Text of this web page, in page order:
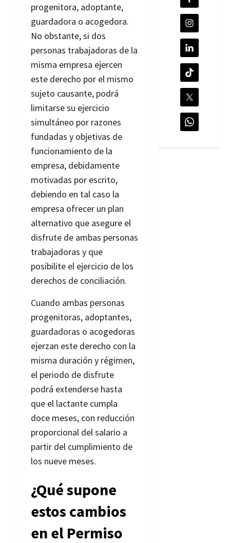
progenitora, adoptante,
guardadora o acogedora.
No obstante, si dos
personas trabajadoras de la
misma empresa ejercen
este derecho por el mismo
sujeto causante, podrá
limitarse su ejercicio
simultáneo por razones
fundadas y objetivas de
funcionamiento de la
empresa, debidamente
motivadas por escrito,
debiendo en tal caso la
empresa ofrecer un plan
alternativo que asegure el
disfrute de ambas personas
trabajadoras y que
posibilite el ejercicio de los
derechos de conciliación.
Cuando ambas personas
progenitoras, adoptantes,
guardadoras o acogedoras
ejerzan este derecho con la
misma duración y régimen,
el periodo de disfrute
podrá extenderse hasta
que el lactante cumpla
doce meses, con reducción
proporcional del salario a
partir del cumplimiento de
los nueve meses.
¿Qué supone
estos cambios
en el Permiso